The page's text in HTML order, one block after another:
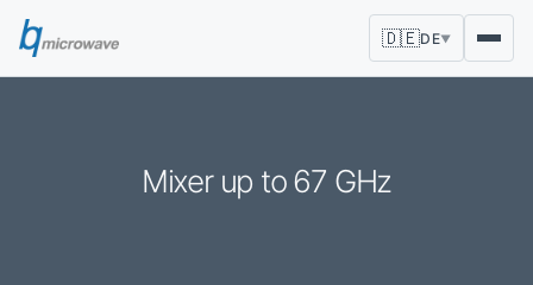
🇩🇪DE▼
Mixer up to 67 GHz